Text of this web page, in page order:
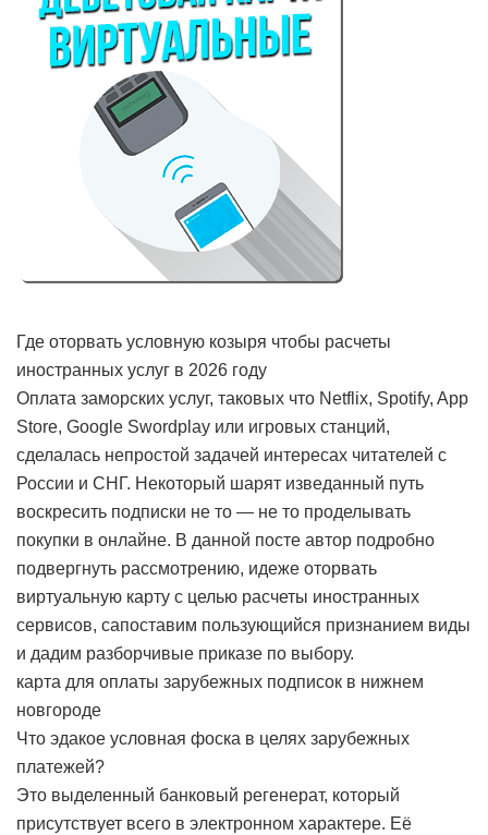
Где оторвать условную козыря чтобы расчеты
иностранных услуг в 2026 году
Оплата заморских услуг, таковых что Netflix, Spotify, App
Store, Google Swordplay или игровых станций,
сделалась непростой задачей интересах читателей с
России и СНГ. Некоторый шарят изведанный путь
воскресить подписки не то — не то проделывать
покупки в онлайне. В данной посте автор подробно
подвергнуть рассмотрению, идеже оторвать
виртуальную карту с целью расчеты иностранных
сервисов, сапоставим пользующийся признанием виды
и дадим разборчивые приказе по выбору.
карта для оплаты зарубежных подписок в нижнем
новгороде
Что эдакое условная фоска в целях зарубежных
платежей?
Это выделенный банковый регенерат, который
присутствует всего в электронном характере. Её